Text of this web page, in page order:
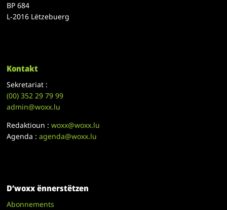
BP 684
L-2016 Lëtzebuerg
Kontakt
Sekretariat :
(00)352 29 79 99
admin@woxx.lu
Redaktioun :woxx@woxx.lu
Agenda :agenda@woxx.lu
D’woxx ënnerstëtzen
Abonnements